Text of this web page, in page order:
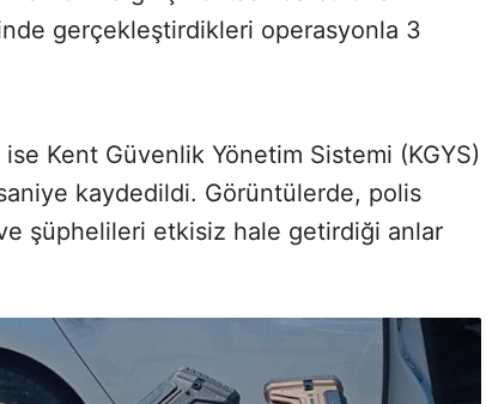
gerçekleştirdikleri operasyonla 3
Kent Güvenlik Yönetim Sistemi (KGYS)
kaydedildi. Görüntülerde, polis
şüphelileri etkisiz hale getirdiği anlar